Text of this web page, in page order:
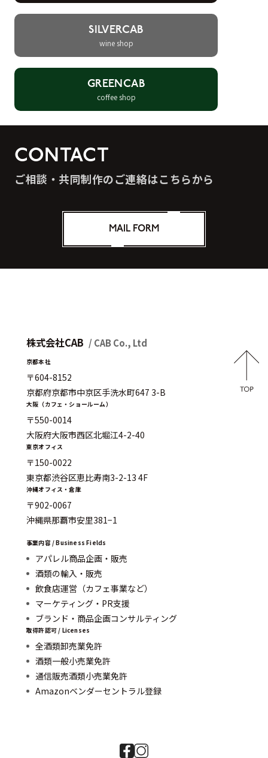
SILVERCAB
wine shop
GREENCAB
coffee shop
CONTACT
ご相談・共同制作のご連絡はこちらから
MAIL FORM
株式会社CAB / CAB Co., Ltd
京都本社
〒604-8152
京都府京都市中京区手洗水町647 3-B
大阪（カフェ・ショールーム）
〒550-0014
大阪府大阪市西区北堀江4-2-40
東京オフィス
〒150-0022
東京都渋谷区恵比寿南3-2-13 4F
沖縄オフィス・倉庫
〒902-0067
沖縄県那覇市安里381−1
事業内容 / Business Fields
アパレル商品企画・販売
酒類の輸入・販売
飲食店運営（カフェ事業など）
マーケティング・PR支援
ブランド・商品企画コンサルティング
取得許認可 / Licenses
全酒類卸売業免許
酒類一般小売業免許
通信販売酒類小売業免許
Amazonベンダーセントラル登録